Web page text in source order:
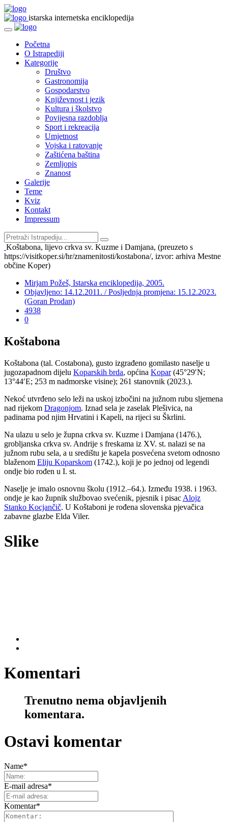
istarska internetska enciklopedija
Početna
O Istrapediji
Kategorije
Društvo
Gastronomija
Gospodarstvo
Književnost i jezik
Kultura i školstvo
Povijesna razdoblja
Sport i rekreacija
Umjetnost
Vojska i ratovanje
Zaštićena baština
Zemljopis
Znanost
Galerije
Teme
Kviz
Kontakt
Impressum
Koštabona, lijevo crkva sv. Kuzme i Damjana, (preuzeto s
https://visitkoper.si/hr/znamenitosti/kostabona/, izvor: arhiva Mestne
občine Koper)
Mirjam Požeš, Istarska enciklopedija, 2005.
Objavljeno: 14.12.2011. / Posljednja promjena: 15.12.2023.
(Goran Prodan)
4938
0
Koštabona
Koštabona (tal. Costabona), gusto izgrađeno gomilasto naselje u
jugozapadnom dijelu Koparskih brda, općina Kopar(45°29′N;
13°44′E; 253 m nadmorske visine); 261 stanovnik (2023.).
Nekoć utvrđeno selo leži na uskoj izbočini na južnom rubu sljemena
nad rijekom Dragonjom. Iznad sela je zaselak Plešivica, na
padinama pod njim Hrvatini i Kapeli, na rijeci su Škrlini.
Na ulazu u selo je župna crkva sv. Kuzme i Damjana (1476.),
grobljanska crkva sv. Andrije s freskama iz XV. st. nalazi se na
južnom rubu sela, a u središtu je kapela posvećena svetom odnosno
blaženom Eliju Koparskom (1742.), koji je po jednoj od legendi
ondje bio rođen u I. st.
Naselje je imalo osnovnu školu (1912.–64.). Između 1938. i 1963.
ondje je kao župnik službovao svećenik, pjesnik i pisac Alojz
Stanko Kocjančič. U Koštaboni je rođena slovenska pjevačica
zabavne glazbe Elda Viler.
Slike
Komentari
Trenutno nema objavljenih
komentara.
Ostavi komentar
Name*
E-mail adresa*
Komentar*